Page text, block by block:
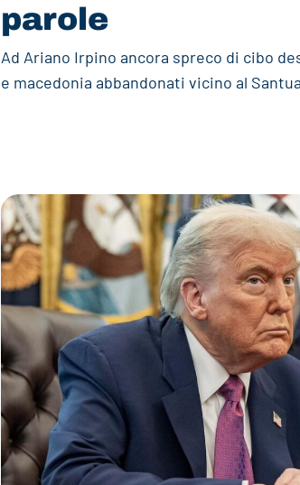
parole
Ad Ariano Irpino ancora spreco di cibo
e macedonia abbandonati vicino al